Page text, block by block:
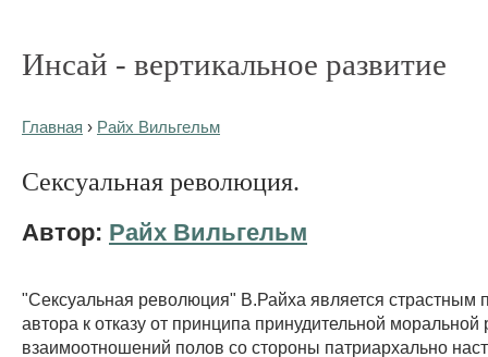
Инсай - вертикальное развитие
Главная › Райх Вильгельм
Сексуальная революция.
Автор: Райх Вильгельм
"Сексуальная революция" В.Райха является страстным
автора к отказу от принципа принудительной моральной
взаимоотношений полов со стороны патриархально